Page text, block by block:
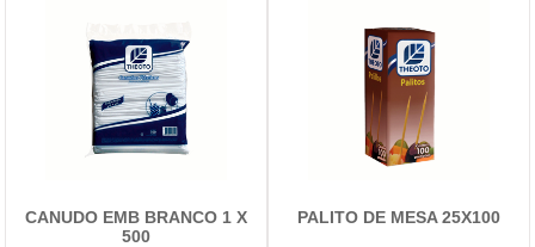
CANUDO EMB BRANCO 1 X
500
PALITO DE MESA 25X100